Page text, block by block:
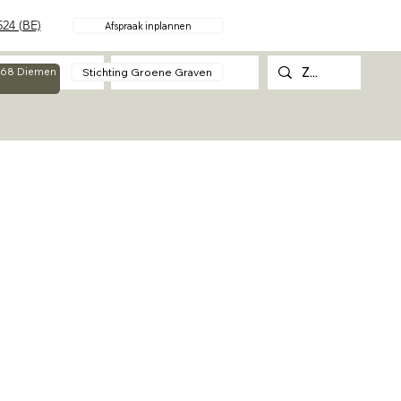
Over Contact
Diemen Stichting Groene Graven
(BE) Afspraak inplannen